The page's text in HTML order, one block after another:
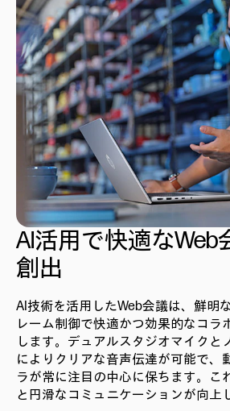
AI活用で快適なWeb
創出
AI技術を活用したWeb会議は、鮮明
レーム制御で快適かつ効果的なコラ
します。デュアルスタジオマイクと
によりクリアな音声伝達が可能で、
ラが常に注目の中心に保ちます。こ
と円滑なコミュニケーションが向上